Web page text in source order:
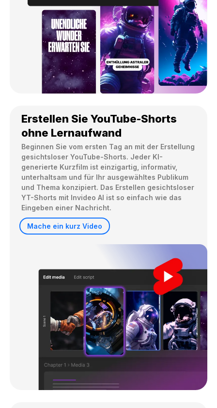
Erstellen Sie YouTube-Shorts
ohne Lernaufwand
Beginnen Sie vom ersten Tag an mit der Erstellung
gesichtsloser YouTube-Shorts. Jeder KI-
generierte Kurzfilm ist einzigartig, informativ,
unterhaltsam und für Ihr ausgewähltes Publikum
und Thema konzipiert. Das Erstellen gesichtsloser
YT-Shorts mit Invideo AI ist so einfach wie das
Eingeben einer Nachricht.
Mache ein kurz Video